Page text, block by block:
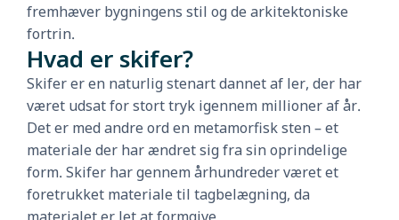
fremhæver bygningens stil og de arkitektoniske
fortrin.
Hvad er skifer?
Skifer er en naturlig stenart dannet af ler, der har
været udsat for stort tryk igennem millioner af år.
Det er med andre ord en metamorfisk sten – et
materiale der har ændret sig fra sin oprindelige
form. Skifer har gennem århundreder været et
foretrukket materiale til tagbelægning, da